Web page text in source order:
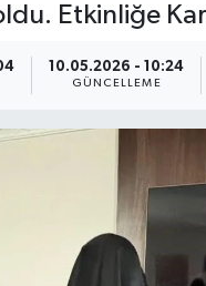
Etkinliğe
10.05.2026 - 10:24
GÜNCELLEME